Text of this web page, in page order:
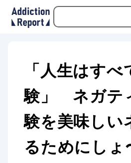
「人生はすべ
験」 ネガテ
験を美味しい
るためにしょ